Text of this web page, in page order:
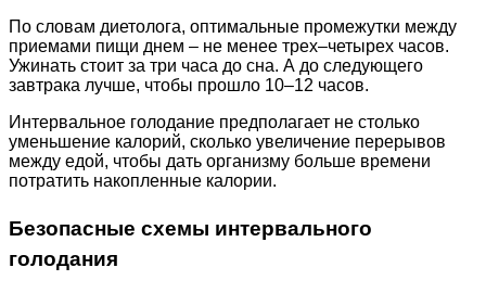
По словам диетолога, оптимальные промежутки между
приемами пищи днем – не менее трех–четырех часов.
Ужинать стоит за три часа до сна. А до следующего
завтрака лучше, чтобы прошло 10–12 часов.
Интервальное голодание предполагает не столько
уменьшение калорий, сколько увеличение перерывов
между едой, чтобы дать организму больше времени
потратить накопленные калории.
Безопасные схемы интервального
голодания